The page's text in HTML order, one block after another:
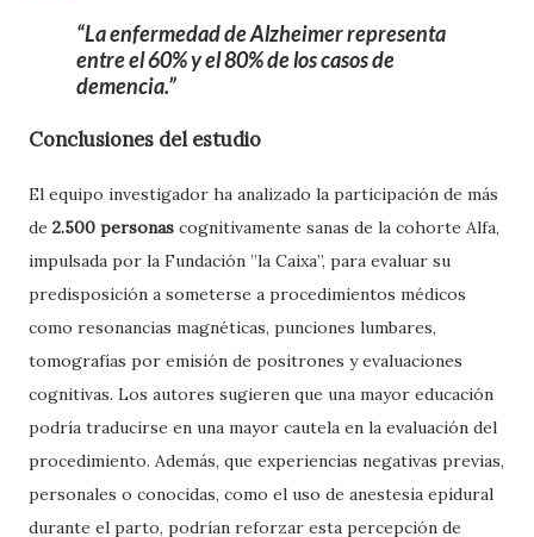
La enfermedad de Alzheimer representa
entre el 60% y el 80% de los casos de
demencia.
Conclusiones del estudio
El equipo investigador ha analizado la participación de más
de 2.500 personas cognitivamente sanas de la cohorte Alfa,
impulsada por la Fundación ”la Caixa”, para evaluar su
predisposición a someterse a procedimientos médicos
como resonancias magnéticas, punciones lumbares,
tomografías por emisión de positrones y evaluaciones
cognitivas. Los autores sugieren que una mayor educación
podría traducirse en una mayor cautela en la evaluación del
procedimiento. Además, que experiencias negativas previas,
personales o conocidas, como el uso de anestesia epidural
durante el parto, podrían reforzar esta percepción de